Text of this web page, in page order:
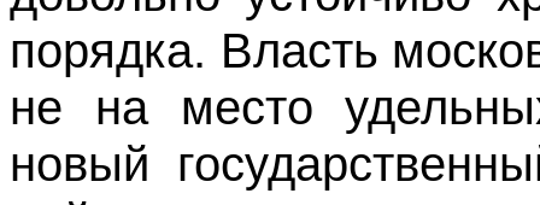
порядка. Власть
не на место
новый